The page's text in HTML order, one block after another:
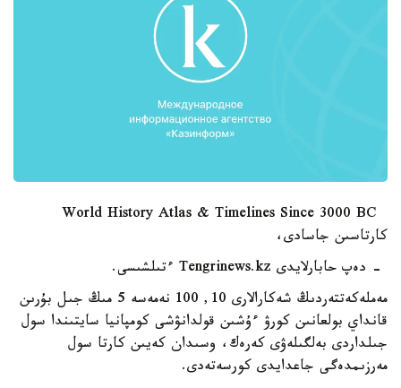
World History Atlas & Timelines Since 3000 BC
كارتاسىن جاسادى،
- دەپ حابارلايدى Tengrinews.kz ءتىلشىسى.
مەملەكەتتەردىڭ شەكارالارى 10, 100 نەمەسە 5 مىڭ جىل بۇرىن
قانداي بولعانىن كورۋ ءۇشىن قولدانۋشى كومپانيا سايتىندا سول
جىلداردى بەلگىلەۋى كەرەك، وسىدان كەيىن كارتا سول
مەرزىمدەگى جاعدايدى كورسەتەدى.